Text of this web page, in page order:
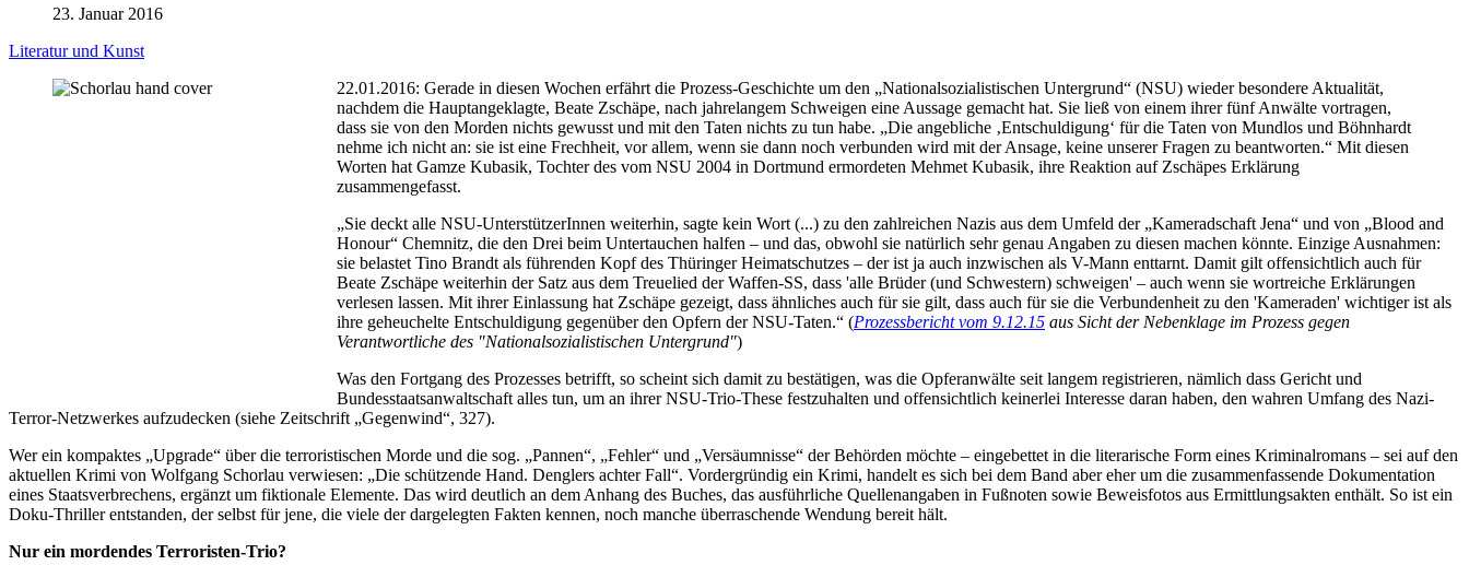
23. Januar 2016
Literatur und Kunst
22.01.2016: Gerade in diesen Wochen erfährt die Prozess-Geschichte um den „Nationalsozialistischen Untergrund“ (NSU) wieder besondere Aktualität,
nachdem die Hauptangeklagte, Beate Zschäpe, nach jahrelangem Schweigen eine Aussage gemacht hat. Sie ließ von einem ihrer fünf Anwälte vortragen,
dass sie von den Morden nichts gewusst und mit den Taten nichts zu tun habe. „Die angebliche ‚Entschuldigung‘ für die Taten von Mundlos und Böhnhardt
nehme ich nicht an: sie ist eine Frechheit, vor allem, wenn sie dann noch verbunden wird mit der Ansage, keine unserer Fragen zu beantworten.“ Mit diesen
Worten hat Gamze Kubasik, Tochter des vom NSU 2004 in Dortmund ermordeten Mehmet Kubasik, ihre Reaktion auf Zschäpes Erklärung
zusammengefasst.
„Sie deckt alle NSU-UnterstützerInnen weiterhin, sagte kein Wort (...) zu den zahlreichen Nazis aus dem Umfeld der „Kameradschaft Jena“ und von „Blood and
Honour“ Chemnitz, die den Drei beim Untertauchen halfen – und das, obwohl sie natürlich sehr genau Angaben zu diesen machen könnte. Einzige Ausnahmen:
sie belastet Tino Brandt als führenden Kopf des Thüringer Heimatschutzes – der ist ja auch inzwischen als V-Mann enttarnt. Damit gilt offensichtlich auch für
Beate Zschäpe weiterhin der Satz aus dem Treuelied der Waffen-SS, dass 'alle Brüder (und Schwestern) schweigen' – auch wenn sie wortreiche Erklärungen
verlesen lassen. Mit ihrer Einlassung hat Zschäpe gezeigt, dass ähnliches auch für sie gilt, dass auch für sie die Verbundenheit zu den 'Kameraden' wichtiger ist als
ihre geheuchelte Entschuldigung gegenüber den Opfern der NSU-Taten.“ (Prozessbericht vom 9.12.15 aus Sicht der Nebenklage im Prozess gegen
Verantwortliche des "Nationalsozialistischen Untergrund")
Was den Fortgang des Prozesses betrifft, so scheint sich damit zu bestätigen, was die Opferanwälte seit langem registrieren, nämlich dass Gericht und
Bundesstaatsanwaltschaft alles tun, um an ihrer NSU-Trio-These festzuhalten und offensichtlich keinerlei Interesse daran haben, den wahren Umfang des Nazi-
Terror-Netzwerkes aufzudecken (siehe Zeitschrift „Gegenwind“, 327).
Wer ein kompaktes „Upgrade“ über die terroristischen Morde und die sog. „Pannen“, „Fehler“ und „Versäumnisse“ der Behörden möchte – eingebettet in die literarische Form eines Kriminalromans – sei auf den
aktuellen Krimi von Wolfgang Schorlau verwiesen: „Die schützende Hand. Denglers achter Fall“. Vordergründig ein Krimi, handelt es sich bei dem Band aber eher um die zusammenfassende Dokumentation
eines Staatsverbrechens, ergänzt um fiktionale Elemente. Das wird deutlich an dem Anhang des Buches, das ausführliche Quellenangaben in Fußnoten sowie Beweisfotos aus Ermittlungsakten enthält. So ist ein
Doku-Thriller entstanden, der selbst für jene, die viele der dargelegten Fakten kennen, noch manche überraschende Wendung bereit hält.
Nur ein mordendes Terroristen-Trio?